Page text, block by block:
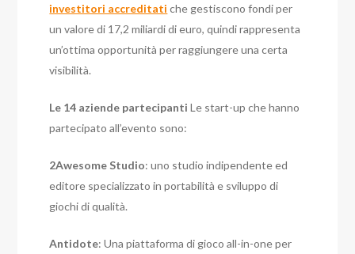
investitori accreditati che gestiscono fondi per
un valore di 17,2 miliardi di euro, quindi rappresenta
un’ottima opportunità per raggiungere una certa
visibilità.
Le 14 aziende partecipantiLe start-up che hanno
partecipato all’evento sono:
2Awesome Studio: uno studio indipendente ed
editore specializzato in portabilità e sviluppo di
giochi di qualità.
Antidote: Una piattaforma di gioco all-in-one per